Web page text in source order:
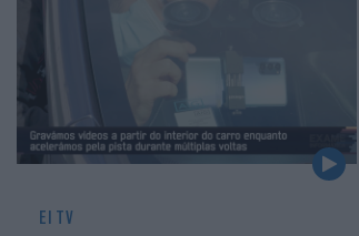
EI TV